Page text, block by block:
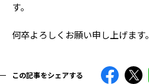
す。
何卒よろしくお願い申し上げます。
この記事をシェアする